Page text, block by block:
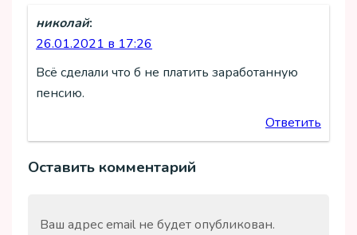
николай:
26.01.2021 в 17:26
Всё сделали что б не платить заработанную
пенсию.
Ответить
Оставить комментарий
Ваш адрес email не будет опубликован.